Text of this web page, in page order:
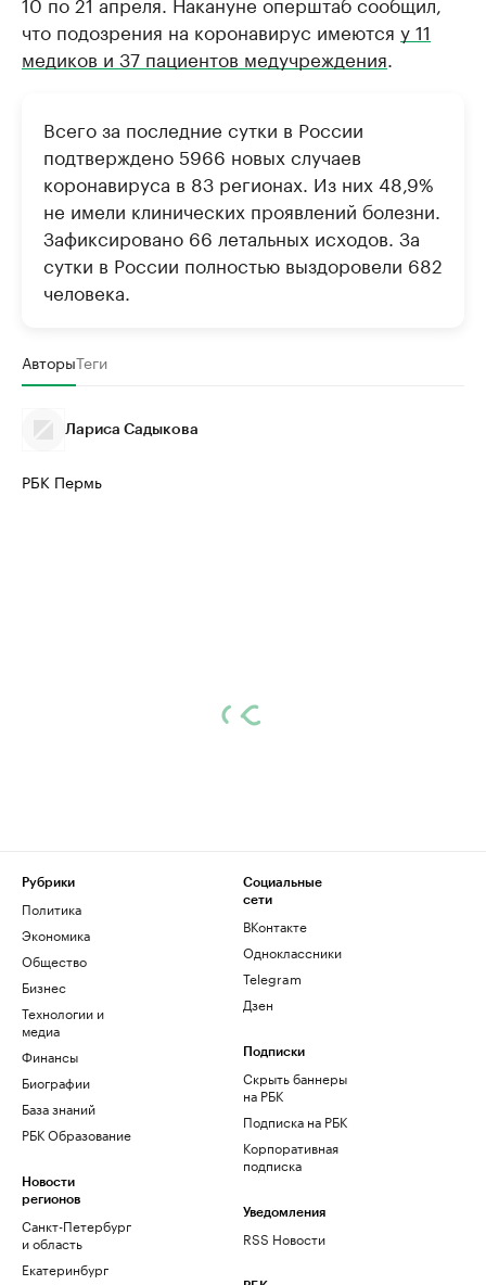
что подозрения на коронавирус имеются у 11
медиков и 37 пациентов медучреждения
Всего за последние сутки в России
подтверждено 5966 новых случаев
коронавируса в 83 регионах. Из них 48,9%
не имели клинических проявлений болезни.
Зафиксировано 66 летальных исходов. За
сутки в России полностью выздоровели 682
человека.
АвторыТеги
Лариса Садыкова
РБК Пермь
Рубрики
Политика
Экономика
Общество
Бизнес
Технологии и
медиа
Финансы
Биографии
База знаний
РБК Образование
Новости
регионов
Санкт-Петербург
и область
Екатеринбург
Социальные
сети
ВКонтакте
Одноклассники
Telegram
Дзен
Подписки
Скрыть баннеры
на РБК
Подписка на РБК
Корпоративная
подписка
Уведомления
RSS Новости